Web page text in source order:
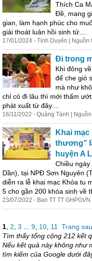
Thích Ca
Đề, mang
gian, làm hạnh phúc cho
giải thoát luân hồi sinh tử....
17/01/2024 - Tịnh Duyên | Nguồn
Đi trong
Khi đông
để che gió
mà như
chỉ có đi lâu thì mới thấm
phát xuất từ đây....
16/11/2022 - Quảng Tánh |
Khai
thương”
huyện A
Chiều
Dần), tại NPĐ Sơn Nguyên
diễn ra lễ khai mạc Khóa tu
5 cho gần 200 khóa sinh về
23/07/2022 - Ban TT TT
1 2 3 9 10 11
Trang sau
Tìm thấy tổng cộng 212 kết
Nếu kết quả này không như
tìm kiếm của Google dưới